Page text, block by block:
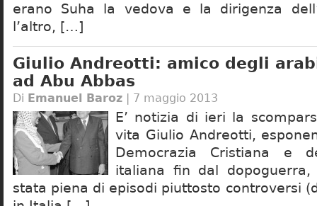
erano Suha la vedova e la dirigenza
l’altro, […]
Giulio Andreotti: amico degli
ad Abu Abbas
Di Emanuel Baroz | 7 maggio 2013
E’ notizia di ieri la
vita Giulio Andreotti,
Democrazia Cristiana e
italiana fin dal
stata piena di episodi piuttosto controversi